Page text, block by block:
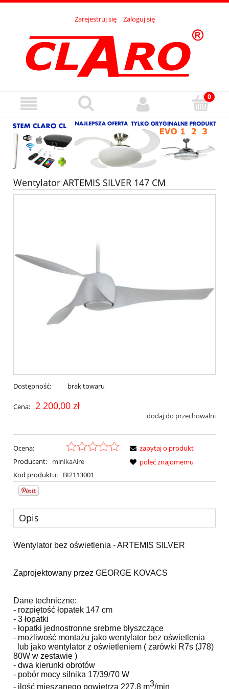
Zarejestruj się Zaloguj się
Wentylator ARTEMIS SILVER 147 CM
Dostępność: brak towaru
Cena: 2 200,00 zł
dodaj do przechowalni
Ocena:
Producent:
minikaAire
Kod produktu:
BI2113001
zapytaj o produkt
poleć znajomemu
Opis
Wentylator bez oświetlenia - ARTEMIS SILVER
Zaprojektowany przez GEORGE KOVACS
Dane techniczne:
- rozpiętość łopatek 147 cm
- 3 łopatki
- łopatki jednostronne srebrne błyszczące
- możliwość montażu jako wentylator bez oświetlenia
lub jako wentylator z oświetleniem ( żarówki R7s (J78)
80W w zestawie )
- dwa kierunki obrotów
- pobór mocy silnika 17/39/70 W
- ilość mieszanego powietrza 227,8 m3/min